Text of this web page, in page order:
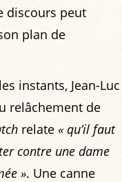
discours peut
plan de
instants, Jean-Luc
relâchement de
relate « qu’il faut
contre une dame
». Une canne